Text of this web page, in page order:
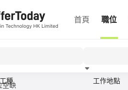
首頁 職位
工種 工作地點
空缺